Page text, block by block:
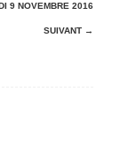
9 NOVEMBRE 2016
SUIVANT →